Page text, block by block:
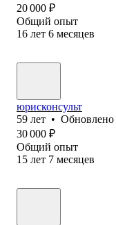
20 000 ₽
Общий опыт
16 лет 6 месяцев
юрисконсульт
59 лет • Обновлено
30 000 ₽
Общий опыт
15 лет 7 месяцев